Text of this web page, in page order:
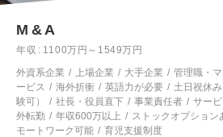
M&A
年収
1100万円～1549万円
外資系企業
上場企業 大手企業 管理職・
ービス
海外折衝 英語力が必要 土日祝休み
験可）
社長・役員直下 事業責任者 サー
外転勤
年収600万以上 ストックオプション
モートワーク可能
育児支援制度